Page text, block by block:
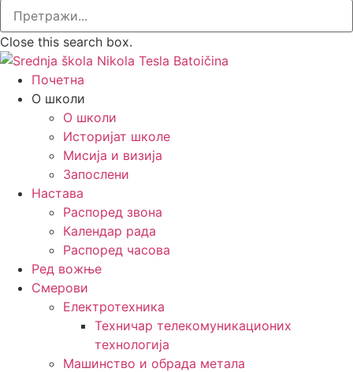
Close this search box.
Почетна
О школи
О школи
Историјат школе
Мисија и визија
Запослени
Настава
Распоред звона
Календар рада
Распоред часова
Ред вожње
Смерови
Електротехника
Техничар телекомуникационих
технологија
Машинство и обрада метала